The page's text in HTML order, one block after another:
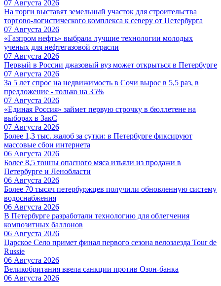
07 Августа 2026
На торги выставят земельный участок для строительства
торгово-логистического комплекса к северу от Петербурга
07 Августа 2026
«Газпром нефть» выбрала лучшие технологии молодых
ученых для нефтегазовой отрасли
07 Августа 2026
Первый в России джазовый вуз может открыться в Петербурге
07 Августа 2026
За 5 лет спрос на недвижимость в Сочи вырос в 5,5 раз, в
предложение - только на 35%
07 Августа 2026
«Единая Россия» займет первую строчку в бюллетене на
выборах в ЗакС
07 Августа 2026
Более 1,3 тыс. жалоб за сутки: в Петербурге фиксируют
массовые сбои интернета
06 Августа 2026
Более 8,5 тонны опасного мяса изъяли из продажи в
Петербурге и Ленобласти
06 Августа 2026
Более 70 тысяч петербуржцев получили обновленную систему
водоснабжения
06 Августа 2026
В Петербурге разработали технологию для облегчения
композитных баллонов
06 Августа 2026
Царское Село примет финал первого сезона велозаезда Tour de
Russie
06 Августа 2026
Великобритания ввела санкции против Озон-банка
06 Августа 2026